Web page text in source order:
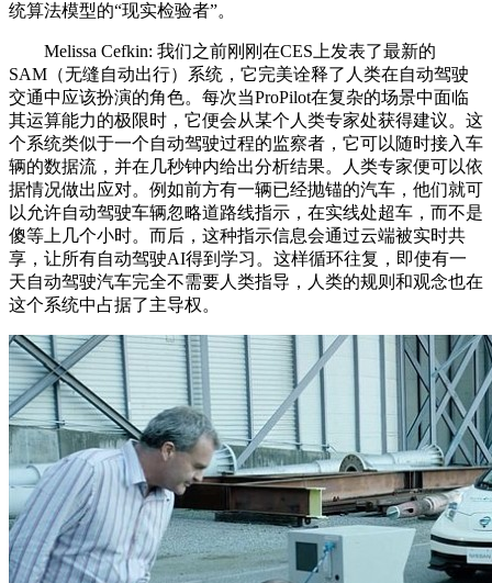
统算法模型的“现实检验者”。
Melissa Cefkin: 我们之前刚刚在CES上发表了最新的
SAM（无缝自动出行）系统，它完美诠释了人类在自动驾驶
交通中应该扮演的角色。每次当ProPilot在复杂的场景中面临
其运算能力的极限时，它便会从某个人类专家处获得建议。这
个系统类似于一个自动驾驶过程的监察者，它可以随时接入车
辆的数据流，并在几秒钟内给出分析结果。人类专家便可以依
据情况做出应对。例如前方有一辆已经抛锚的汽车，他们就可
以允许自动驾驶车辆忽略道路线指示，在实线处超车，而不是
傻等上几个小时。而后，这种指示信息会通过云端被实时共
享，让所有自动驾驶AI得到学习。这样循环往复，即使有一
天自动驾驶汽车完全不需要人类指导，人类的规则和观念也在
这个系统中占据了主导权。